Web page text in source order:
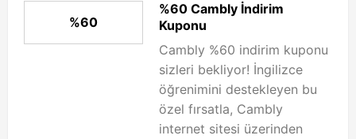
%60
%60 Cambly İndirim
Kuponu
Cambly %60 indirim kuponu
sizleri bekliyor! İngilizce
öğrenimini destekleyen bu
özel fırsatla, Cambly
internet sitesi üzerinden